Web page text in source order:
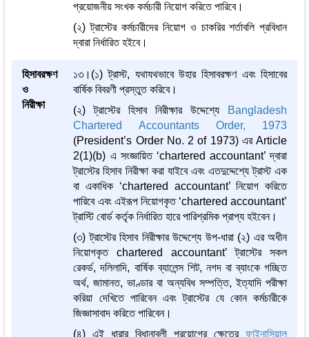
প্রয়োজনীয় সংখক কর্মচারী নিয়োগ করিতে পারিবে।
(২) ট্রাস্টের কর্মচারীদের নিয়োগ ও চাকরির শর্তাবলি প্রবিধান
দ্বারা নির্ধারিত হইবে।
হিসাবরক্ষণ
ও
নিরীক্ষা
১৩।(১) ট্রাস্ট, যথাযথভাবে উহার হিসাবরক্ষণ এবং হিসাবের
বার্ষিক বিবরণী প্রস্তুত করিবে।
(২) ট্রাস্টের হিসাব নিরীক্ষার উদ্দেশ্যে
Bangladesh
Chartered Accountants Order, 1973
(President’s Order No. 2 of 1973) এর Article
2(1)(b) এ সংজ্ঞায়িত ‘chartered accountant’ দ্বারা
ট্রাস্টের হিসাব নিরীক্ষা করা যাইবে এবং এতদুদ্দেশ্যে ট্রাস্ট এক
বা একাধিক ‘chartered accountant’ নিয়োগ করিতে
পারিবে এবং এইরূপ নিয়োগকৃত ‘chartered accountant’
ট্রাস্টি বোর্ড কর্তৃক নির্ধারিত হারে পারিশ্রমিক প্রাপ্য হইবেন।
(৩) ট্রাস্টের হিসাব নিরীক্ষার উদ্দেশ্যে উপ-ধারা (২) এর অধীন
নিয়োগকৃত chartered accountant’ ট্রাস্টের সকল
রেকর্ড, দলিলাদি, বার্ষিক ব্যালেন্স শিট, নগদ বা ব্যাংকে গচ্ছিত
অর্থ, জামানত, ভাণ্ডার বা অন্যবিধ সম্পত্তি, ইত্যাদি পরীক্ষা
করিয়া দেখিতে পারিবেন এবং ট্রাস্টের যে কোন কর্মচারীকে
জিজ্ঞাসাবাদ করিতে পারিবেন।
(৪) এই ধারার বিধানাবলী প্রয়োগের ক্ষেত্রেফাইনান্সিয়াল